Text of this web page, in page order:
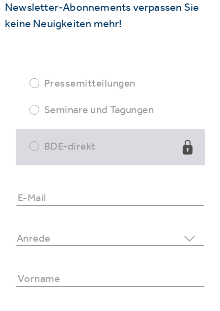
Newsletter-Abonnements verpassen Sie
keine Neuigkeiten mehr!
Pressemitteilungen
Seminare und Tagungen
BDE-direkt